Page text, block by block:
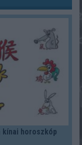
horoszkóp